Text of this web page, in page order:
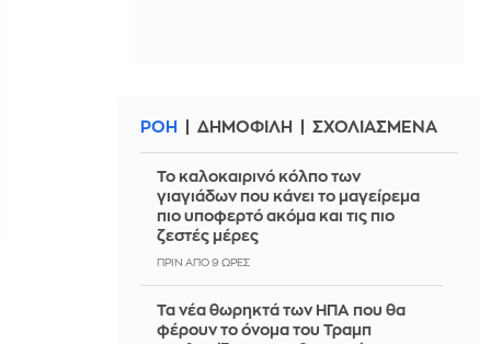
ΡΟΗ ΔΗΜΟΦΙΛΗ ΣΧΟΛΙΑΣΜΕΝΑ
Το καλοκαιρινό κόλπο των
γιαγιάδων που κάνει το μαγείρεμα
πιο υποφερτό ακόμα και τις πιο
ζεστές μέρες
ΠΡΙΝ ΑΠΌ 9 ΏΡΕΣ
Τα νέα θωρηκτά των ΗΠΑ που θα
φέρουν το όνομα του Τραμπ